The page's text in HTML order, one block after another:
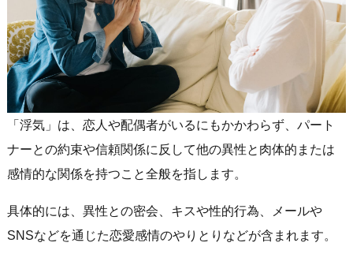
「浮気」は、恋人や配偶者がいるにもかかわらず、パート
ナーとの約束や信頼関係に反して他の異性と肉体的または
感情的な関係を持つこと全般を指します。
具体的には、異性との密会、キスや性的行為、メールや
SNSなどを通じた恋愛感情のやりとりなどが含まれます。